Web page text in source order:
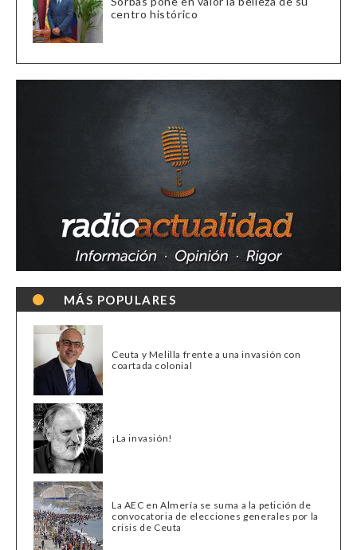
centro histórico
MÁS POPULARES
Ceuta y Melilla frente a una invasión con
coartada colonial
¡La invasión!
La AEC en Almería se suma a la petición de
convocatoria de elecciones generales por la
crisis de Ceuta